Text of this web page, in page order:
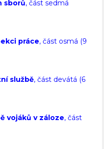
sborů, část sedmá
práce, část osmá (9
službě, část devátá (6
vojáků v záloze, část